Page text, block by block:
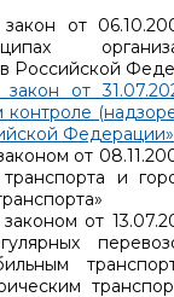
закон от
Российской
закон от
контроле
Федерации»
от
и
от